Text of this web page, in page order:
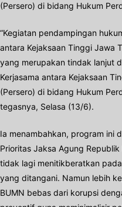
(Persero) di bidang Hukum
“Kegiatan pendampingan
antara Kejaksaan Tinggi Jawa
yang merupakan tindak lanjut
Kerjasama antara Kejaksaan
(Persero) di bidang Hukum
tegasnya, Selasa (13/6).
Ia menambahkan, program ini
Prioritas Jaksa Agung
tidak lagi menitikberatkan
yang ditangani. Namun lebih
BUMN bebas dari korupsi